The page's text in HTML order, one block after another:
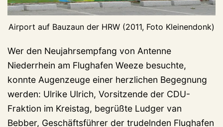
Airport auf Bauzaun der HRW (2011, Foto Kleinendonk)
Wer den Neujahrsempfang von Antenne
Niederrhein am Flughafen Weeze besuchte,
konnte Augenzeuge einer herzlichen Begegnung
werden: Ulrike Ulrich, Vorsitzende der CDU-
Fraktion im Kreistag, begrüßte Ludger van
Bebber, Geschäftsführer der trudelnden Flughafen